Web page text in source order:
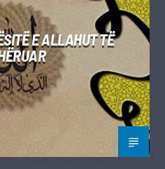
E ALLAHUT TË